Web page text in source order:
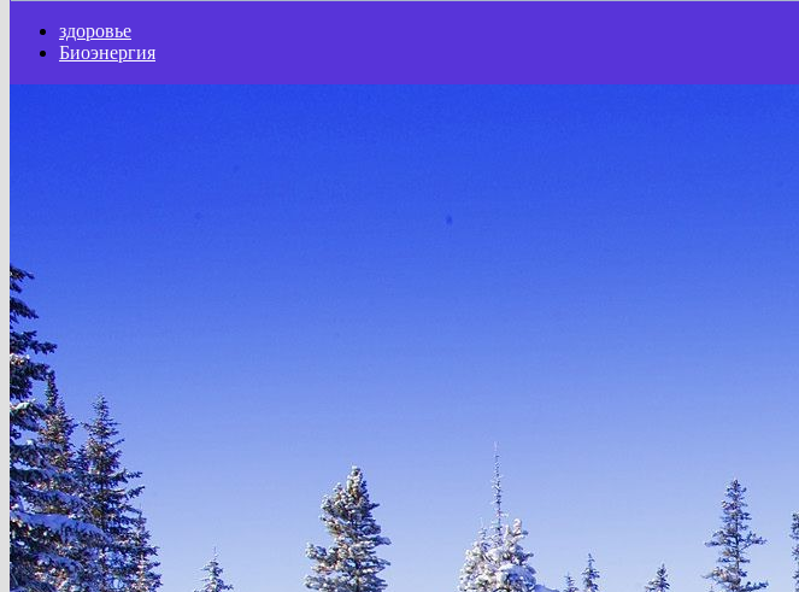
здоровье
Биоэнергия